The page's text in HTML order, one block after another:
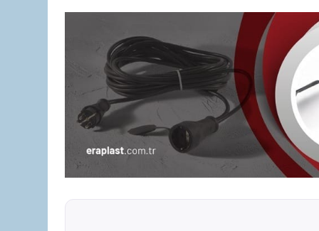
s
A
p
p
e
n
e
o
o
k